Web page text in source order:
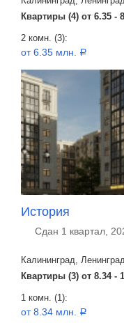
Квартиры (4) от 6.35 -
2 комн. (3):
от 6.35 млн. a
История
Сдан 1 квартал,
Калининград,
Квартиры (3) от 8.34 -
1 комн. (1):
от 8.34 млн. a